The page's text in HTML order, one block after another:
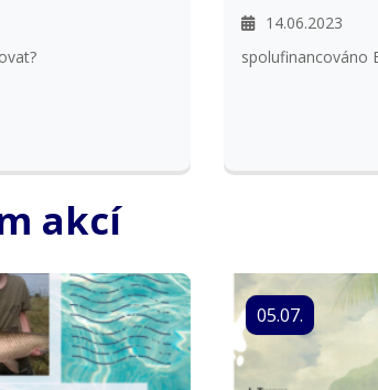
14.06.2023
spolufinancováno
akcí
05.07.